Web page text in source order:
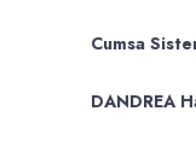
Cumsa
DANDREA